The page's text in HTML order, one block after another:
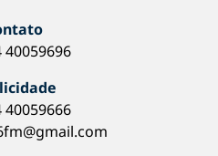
40059696
40059666